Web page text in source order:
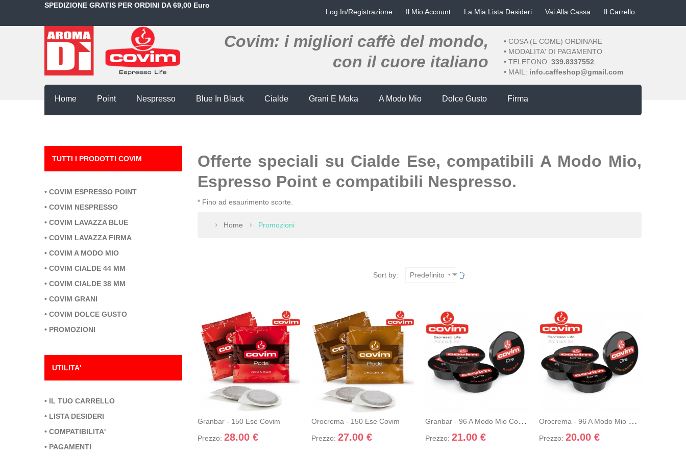
SPEDIZIONE GRATIS PER ORDINI DA 69,00 Euro
Log In/Registrazione
Il Mio Account La Mia Lista Desideri Vai Alla Cassa Il Carrello
Covim: i migliori caffè del mondo,
con il cuore italiano
• COSA (E COME) ORDINARE
• MODALITA' DI PAGAMENTO
• TELEFONO: 339.8337552
• MAIL: info.caffeshop@gmail.com
Home Point Nespresso Blue In Black Cialde Grani E Moka A Modo Mio Dolce Gusto Firma
TUTTI I PRODOTTI COVIM
• COVIM ESPRESSO POINT
• COVIM NESPRESSO
• COVIM LAVAZZA BLUE
• COVIM LAVAZZA FIRMA
• COVIM A MODO MIO
• COVIM CIALDE 44 MM
• COVIM CIALDE 38 MM
• COVIM GRANI
• COVIM DOLCE GUSTO
• PROMOZIONI
UTILITA'
• IL TUO CARRELLO
• LISTA DESIDERI
• COMPATIBILITA'
• PAGAMENTI
Offerte speciali su Cialde Ese, compatibili A Modo Mio,
Espresso Point e compatibili Nespresso.
* Fino ad esaurimento scorte.
Home Promozioni
Sort by:
Granbar - 150 Ese Covim
Prezzo: 28.00 €
GRANBAR - 150 ESE COVIM
+ Aggiungi nel
+ Dettagli
Orocrema - 150 Ese Covim
Prezzo:27.00 €
OROCREMA - 150 ESE COVIM
+ Aggiungi nel
+ Dettagli
G
Ranbar - 96 A Modo Mio Covim
Prezzo:21.00 €
GRANBAR - 96 A MODO MIO COVIM
O
Rocrema - 96 A Modo Mio Covim
Prezzo:20.00 €
OROCREMA - 96 A MODO MIO COVIM